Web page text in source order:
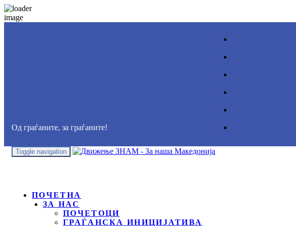
Од граѓаните, за граѓаните!
Toggle navigation
ПОЧЕТНА
ЗА НАС
ПОЧЕТОЦИ
ГРАЃАНСКА ИНИЦИЈАТИВА